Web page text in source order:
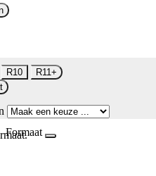
R10
R11+
Formaat